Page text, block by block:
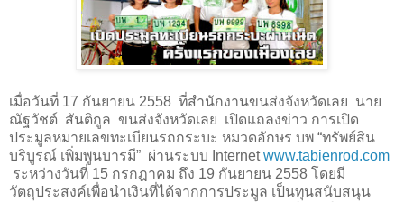
เมื่อวันที่ 17 กันยายน 2558 ที่สำนักงานขนส่งจังหวัดเลย นาย
ณัฐวัชต์ สันติกูล ขนส่งจังหวัดเลย เปิดแถลงข่าว การเปิด
ประมูลหมายเลขทะเบียนรถกระบะ หมวดอักษร บพ “ทรัพย์สิน
บริบูรณ์ เพิ่มพูนบารมี” ผ่านระบบ Internetwww.tabienrod.com
ระหว่างวันที่ 15 กรกฎาคม ถึง 19 กันยายน 2558 โดยมี
วัตถุประสงค์เพื่อนำเงินที่ได้จากการประมูล เป็นทุนสนับสนุน